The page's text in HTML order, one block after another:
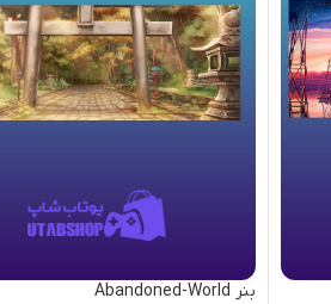
بنر Abandoned-World